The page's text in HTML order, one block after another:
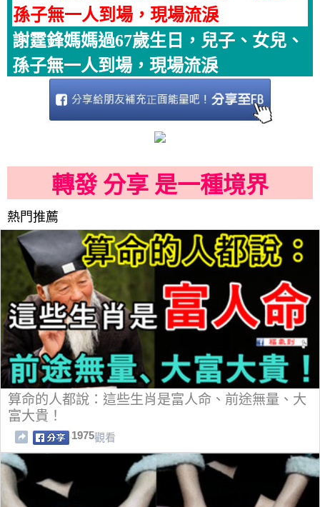
孫子無一人到場，現場流淚
謝霆鋒媽媽過67歲生日，兒子、女兒、
孫子無一人到場，現場流淚
轉發 分享 是一種境界
熱門推薦
算命的人都說：這些生肖是富人命、前途無量、大
富大貴！
1975觀看